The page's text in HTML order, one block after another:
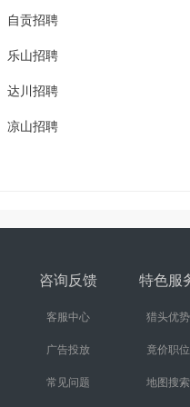
自贡招聘
乐山招聘
达川招聘
凉山招聘
咨询反馈
客服中心
广告投放
常见问题
特色服
猎头优势
竟价职位
地图搜索